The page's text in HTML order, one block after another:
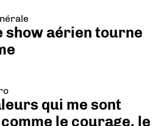
show aérien tourne
qui me sont
le courage, le